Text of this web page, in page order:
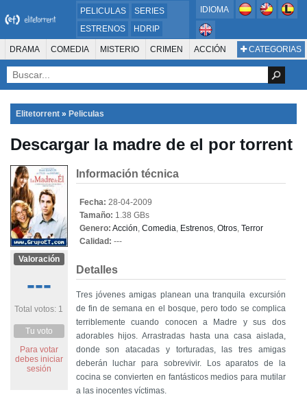
PELICULAS
SERIES
ESTRENOS
HDRIP
MICROHD
720P
DVDRIP
IDIOMA
CATEGORIAS
DRAMA COMEDIA MISTERIO CRIMEN ACCIÓN
SUSPENSO AVENTURA
ANIMACIÓN ROMANCE TERROR CIENCIA FICCIÓN FANTASÍA
FAMILIA DOCUS Y TV
PELÍCULA DE LA TELEVISIÓN FOREIGN KIDS REALITY ANIMACION
THRILLER BIOGRAFÍA
Elitetorrent » Peliculas
Descargar la madre de el por torrent
Valoración
---
Total votos: 1
Tu voto
Para votar
debes iniciar
sesión
Información técnica
Fecha: 28-04-2009
Tamaño: 1.38 GBs
Genero: Acción, Comedia, Estrenos, Otros, Terror
Calidad: ---
Detalles
Tres jóvenes amigas planean una tranquila excursión
de fin de semana en el bosque, pero todo se complica
terriblemente cuando conocen a Madre y sus dos
adorables hijos. Arrastradas hasta una casa aislada,
donde son atacadas y torturadas, las tres amigas
deberán luchar para sobrevivir. Los aparatos de la
cocina se convierten en fantásticos medios para mutilar
a las inocentes víctimas.